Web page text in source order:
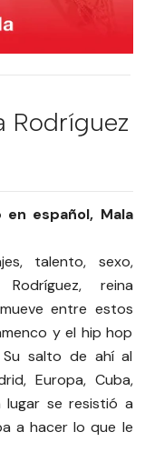
Rodríguez
español, Mala
talento, sexo,
reina
entre estos
y el hip hop
Su salto de ahí al
Europa, Cuba,
lugar se resistió a
a hacer lo que le